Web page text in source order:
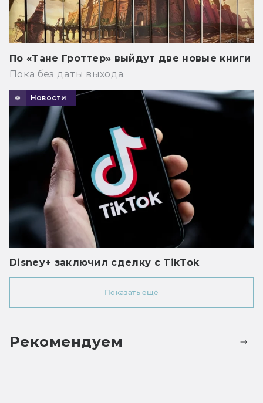
По «Тане Гроттер» выйдут две новые книги
Пока без даты выхода.
Новости
Disney+ заключил сделку с TikTok
Показать ещё
Рекомендуем